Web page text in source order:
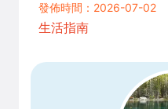
發佈時間：2026-07-02
生活指南